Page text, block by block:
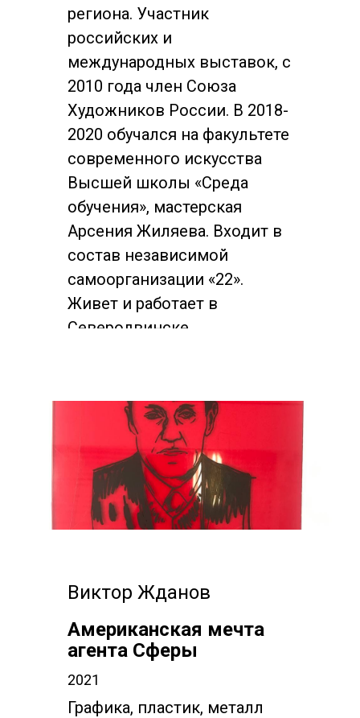
региона. Участник
российских и
международных выставок, с
2010 года член Союза
Художников России. В 2018-
2020 обучался на факультете
современного искусства
Высшей школы «Среда
обучения», мастерская
Арсения Жиляева. Входит в
состав независимой
самоорганизации «22».
Живет и работает в
Северодвинске.
Виктор Жданов
Американская мечта
агента Сферы
2021
Графика, пластик, металл